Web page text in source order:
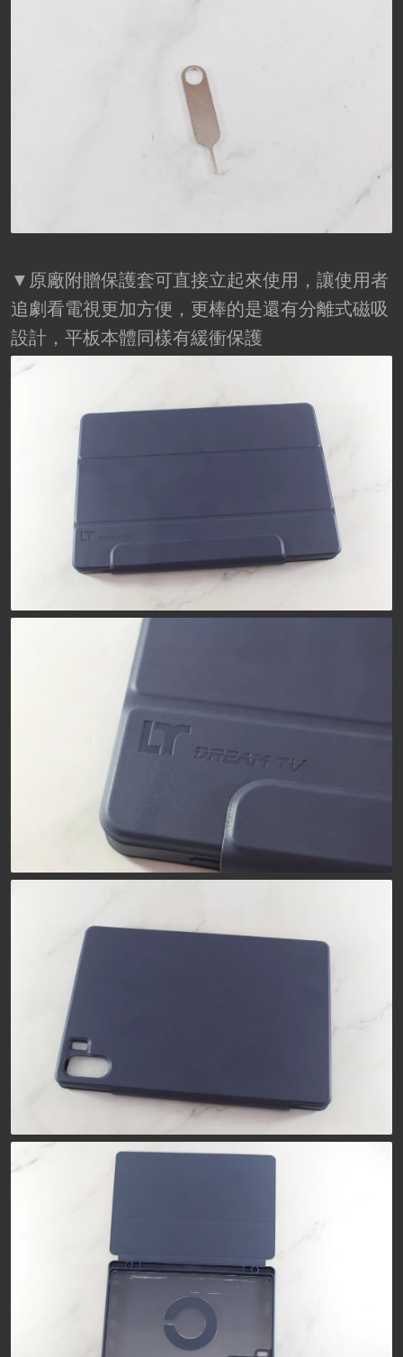
▼原廠附贈保護套可直接立起來使用，讓使用者
追劇看電視更加方便，更棒的是還有分離式磁吸
設計，平板本體同樣有緩衝保護